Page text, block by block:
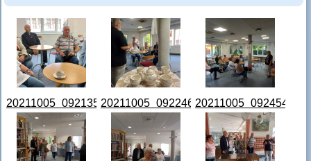
20211005_092135.jpg20211005_092246.jpg20211005_092454.jpg